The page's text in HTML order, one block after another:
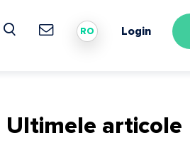
RO Login
Ultimele articole